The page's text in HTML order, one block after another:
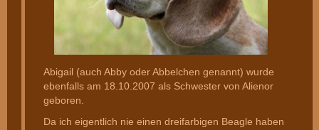
Abigail (auch Abby oder Abbelchen genannt) wurde
ebenfalls am 18.10.2007 als Schwester von Alienor
geboren.
Da ich eigentlich nie einen dreifarbigen Beagle haben